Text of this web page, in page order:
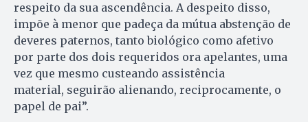
respeito da sua ascendência. A despeito disso,
impõe à menor que padeça da mútua abstenção de
deveres paternos, tanto biológico como afetivo
por parte dos dois requeridos ora apelantes, uma
vez que mesmo custeando assistência
material, seguirão alienando, reciprocamente, o
papel de pai”.